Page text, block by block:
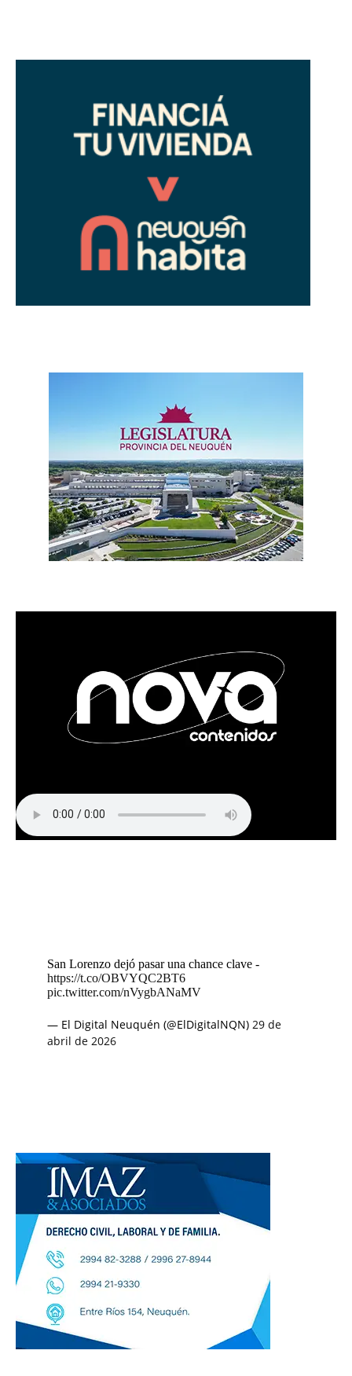
San Lorenzo dejó pasar una chance clave -
https://t.co/OBVYQC2BT6
pic.twitter.com/nVygbANaMV
— El Digital Neuquén (@ElDigitalNQN) 29 de
abril de 2026